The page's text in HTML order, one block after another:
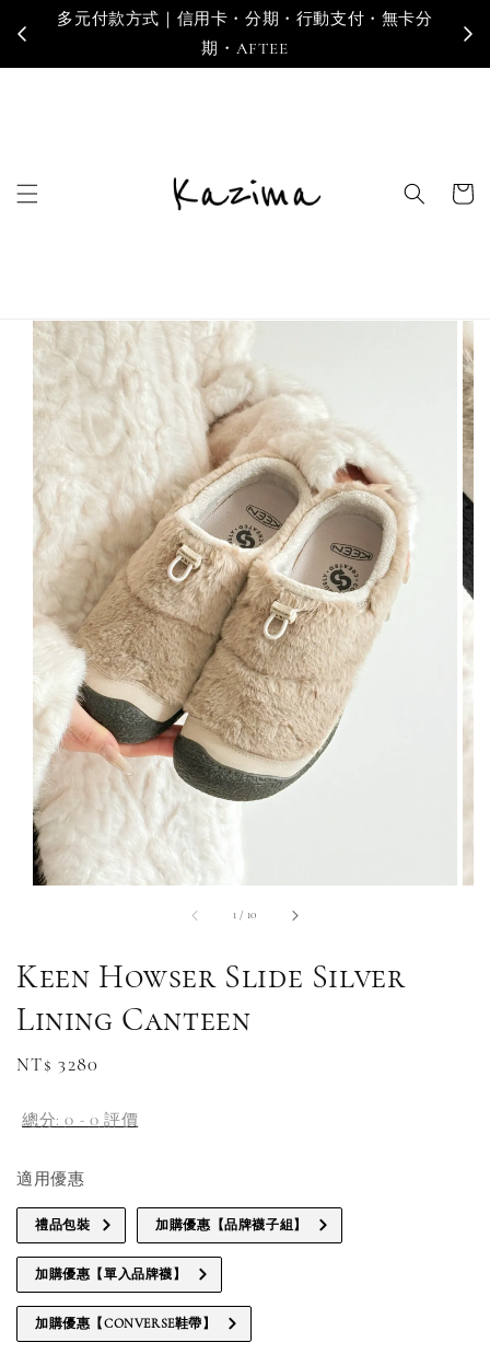
寄送地區｜台灣・香港・澳門・新加坡・馬來西亞
1 / 10
Keen Howser Slide Silver
Lining Canteen
Regular
NT$ 3280
總分:0 - 0 評價
適用優惠
禮品包裝 加購優惠【品牌襪子組】
加購優惠【單入品牌襪】
加購優惠【CONVERSE鞋帶】